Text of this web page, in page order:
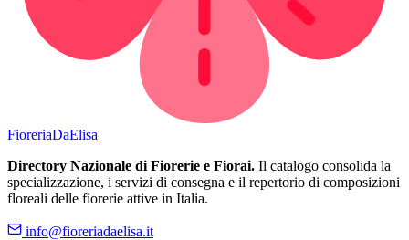
FioreriaDaElisa
Directory Nazionale di Fiorerie e Fiorai. Il catalogo consolida la
specializzazione, i servizi di consegna e il repertorio di composizioni
floreali delle fiorerie attive in Italia.
info@fioreriadaelisa.it